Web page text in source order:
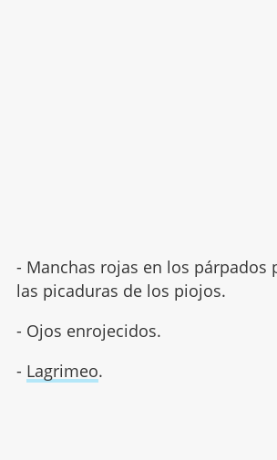
- Manchas rojas en los párpados
las picaduras de los piojos.
- Ojos enrojecidos.
- Lagrimeo.